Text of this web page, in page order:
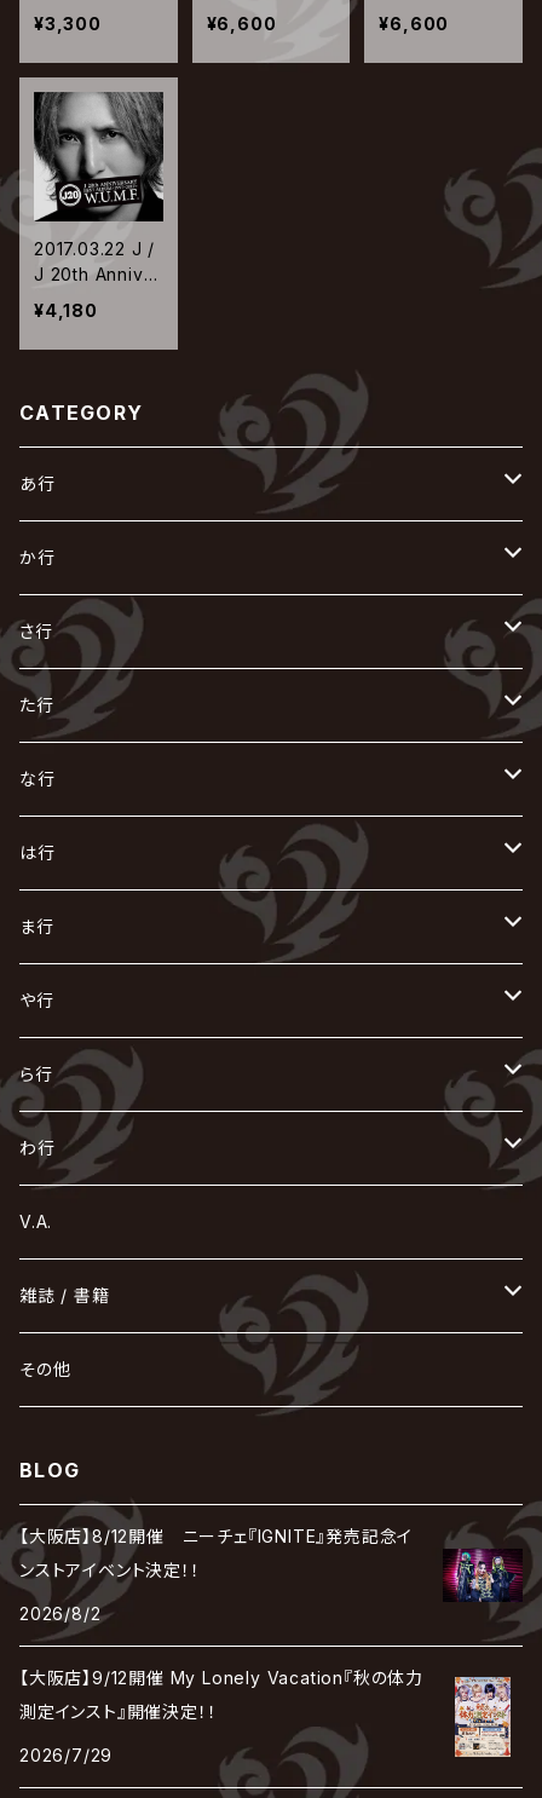
ONLY盤】
¥3,300
sary BEST AL
BUM <1997-2
017> W.U.M.F.
¥6,600
sary BEST AL
BUM <1997-2
017> W.U.M.F.
¥6,600
2017.03.22 J /
J 20th Anniver
sary BEST AL
BUM <1997-2
017> W.U.M.F.
¥4,180
CATEGORY
あ行
あ
R指定
AIOLIN
浅葱 / ASAGI
Azavana
Acid Black Cherry
Ashmaze.
有村竜太朗
ΛrlequiΩ / アルルカン
い
IKUO
exist†trace
イビツ マル
色々な十字架
168 / 葵-168-
う
VIRGE / ヴァージュ
Waive
UCHUSENTAI:NOIZ / 宇宙戦隊NOIZ
え
ACE OF SPADES
X JAPAN
えんそく
お
AURORIZE
OFIAM
か行
か
怪人二十面奏
Kαin
CASCADE
the GazettE
GOTCHAROCKA
河村隆一
き
KISAKI
キズ
清春
KIRITO / キリト
己龍
く
Crack6
グラビティ
gremlins
GREN / グレン
黒夢
け
[ kei ] / 圭
仮病
こ
GOATBED
ゴールデンボンバー
コドモドラゴン
さ行
さ
ザアザア
The THIRTEEN
さくら前線
Sadie
XANVALA
し
Zeke Deux
Z CLEAR
-真天地開闢集団-ジグザグ
Sick²
ジグソウ
シド
JAKIGAN MEISTER
Chanty
Janne Da Arc
sugar
す
Z CLEAR
超ジャシー
Scarlet Valse
SUGIZO
SCAPEGOAT
SPLENDID GOD GIRAFFE
SLAPSLY / CHIYU
せ
ゼラ
零[Hz]
仙台貨物
そ
SOPHIA
ZOMBIE / ぞんび
た行
た
DASEIN
DAIGO
TAKURO
DazzlingBAD
DADAROMA
逹瑯
DAVID / SUI / 縁
DARRELL
ち
CHAQLA.
つ
て
D
DIAURA
DIR EN GREY
DEXCORE
TAKE NO BREAK
DEZERT
deadman
DEVILOOF
と
東京花嫁
Tourbillon
TЯicKY
な行
な
NIGHTMARE
NAZARE
に
NiEL
NICOLAS
ぬ
nurié
ね
NETH PRIERE CAIN
NEVERLAND
の
NoGoD
NOCTURNAL BLOODLUST
は行
は
heidi.
H.U.G
BUCK-TICK
花見桜こうき
薔薇の宮殿
BAROQUE
ひ
HERO
美炎-BIEN-
hide with Spread Beaver / hide
HIDE-ZOU
ビバラッシュ
ふ
Far East Dizain
Fatüm
Frantic EMIRY
Blu-BiLLioN
BULL FIELD
へ
BabyKingdom
THE BEETHOVEN
The Benjamin
ペンタゴン
ほ
POIDOL
HOLLOWGRAM
ま行
ま
THE MICRO HEAD 4N'S
MAO / マオ from SID
MUSCLE ATTACK
マツタケワークス
摩天楼オペラ
THE MADNA
MAMA.
まみれた / MAMIRETA
み
未完成アリス
ミスイ
MIRAGE
む
MUCC / ムック
め
メトロノーム
MERRY / メリー
も
THE MORTAL
最上川司
や行
や
ヤミテラ / 外道反逆者ヤミテラ
ゆ
YUKIYA / 藤田幸也
ユナイト
よ
ら行
ら
rice
Rides In ReVellion
LAB.THE BASEMENT / ラボ ザ ベヰスメント
RAN / 蘭
り
Leetspeak monsters
Ricky
LIBRAVEL / リブラヴェル
LIPHLICH
Lill
る
Ruiza
LUNA SEA
れ
the Raid.
REIGN
RAZOR
LSN / The LEGENDARY SIX NINE
Royz
ロマン急行
わ行
わ
wyse
我が為
V.A.
雑誌 / 書籍
hévn
その他
BLOG
【大阪店】8/12開催 ニーチェ『IGNITE』発売記念イ
ンストアイベント決定！！
2026/8/2
【大阪店】9/12開催 My Lonely Vacation『秋の体力
測定インスト』開催決定！！
2026/7/29